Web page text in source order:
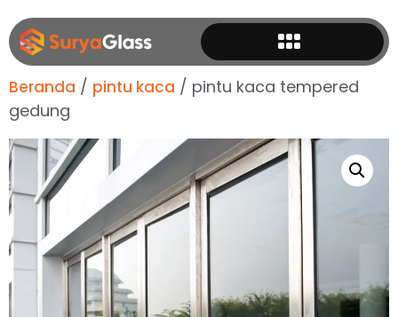
Beranda / pintu kaca / pintu kaca tempered
gedung